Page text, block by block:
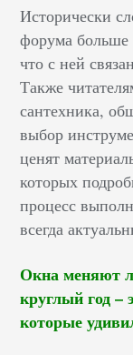
Исторически
форума больше
что с ней
Также
сантехника,
выбор
ценят
которых
процесс
всегда
Окна меняют
круглый год
которые